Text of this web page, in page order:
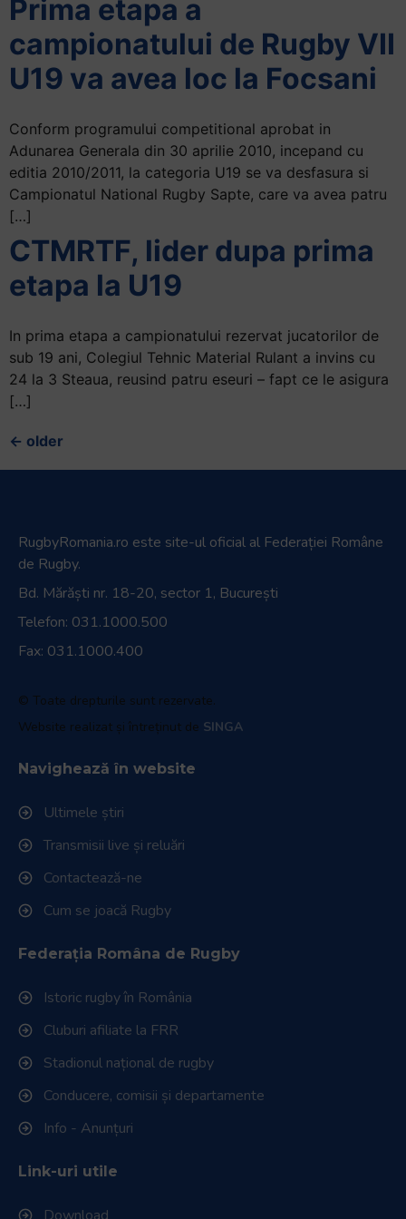
Prima etapa a
campionatului de Rugby VII
U19 va avea loc la Focsani
Conform programului competitional aprobat in
Adunarea Generala din 30 aprilie 2010, incepand cu
editia 2010/2011, la categoria U19 se va desfasura si
Campionatul National Rugby Sapte, care va avea patru
[…]
CTMRTF, lider dupa prima
etapa la U19
In prima etapa a campionatului rezervat jucatorilor de
sub 19 ani, Colegiul Tehnic Material Rulant a invins cu
24 la 3 Steaua, reusind patru eseuri – fapt ce le asigura
[…]
← older
RugbyRomania.ro este site-ul oficial al Federației Române
de Rugby.
Bd. Mărăști nr. 18-20, sector 1, București
Telefon: 031.1000.500
Fax: 031.1000.400
© Toate drepturile sunt rezervate.
Website realizat și întreținut de SINGA
Navighează în website
Ultimele știri
Transmisii live și reluări
Contactează-ne
Cum se joacă Rugby
Federația Româna de Rugby
Istoric rugby în România
Cluburi afiliate la FRR
Stadionul național de rugby
Conducere, comisii și departamente
Info - Anunțuri
Link-uri utile